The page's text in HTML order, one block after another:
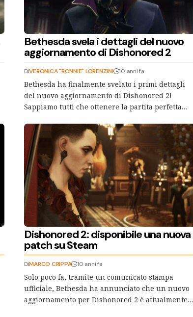
Bethesda svela i dettagli del nuovo
aggiornamento di Dishonored 2
DiVERONICA "RONNIE" LORENZINI 10 anni fa
Bethesda ha finalmente svelato i primi dettagli
del nuovo aggiornamento di Dishonored 2!
Sappiamo tutti che ottenere la partita perfetta…
Dishonored 2: disponibile una nuova
patch su Steam
DiMARCO CRIPPA 10 anni fa
Solo poco fa, tramite un comunicato stampa
ufficiale, Bethesda ha annunciato che un nuovo
aggiornamento per Dishonored 2 è attualmente…